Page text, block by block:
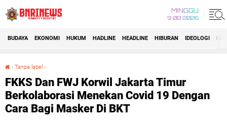
MINGGU
9 08 2026
BUDAYA EKONOMI HUKUM HADLINE HEADLINE HIBURAN IDEOLOGI
› Tanpa label ›
FKKS Dan FWJ Korwil Jakarta Timur
Berkolaborasi Menekan Covid 19 Dengan
Cara Bagi Masker Di BKT